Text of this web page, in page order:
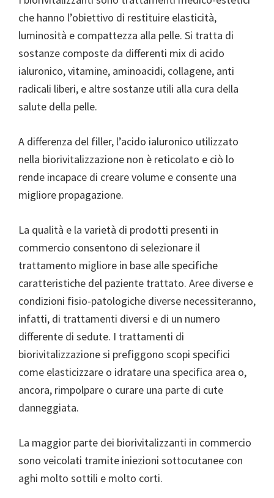
che hanno l’obiettivo di restituire elasticità,
luminosità e compattezza alla pelle. Si tratta di
sostanze composte da differenti mix di acido
ialuronico, vitamine, aminoacidi, collagene, anti
radicali liberi, e altre sostanze utili alla cura della
salute della pelle.
A differenza del filler, l’acido ialuronico utilizzato
nella biorivitalizzazione non è reticolato e ciò lo
rende incapace di creare volume e consente una
migliore propagazione.
La qualità e la varietà di prodotti presenti in
commercio consentono di selezionare il
trattamento migliore in base alle specifiche
caratteristiche del paziente trattato. Aree diverse e
condizioni fisio-patologiche diverse necessiteranno,
infatti, di trattamenti diversi e di un numero
differente di sedute. I trattamenti di
biorivitalizzazione si prefiggono scopi specifici
come elasticizzare o idratare una specifica area o,
ancora, rimpolpare o curare una parte di cute
danneggiata.
La maggior parte dei biorivitalizzanti in commercio
sono veicolati tramite iniezioni sottocutanee con
aghi molto sottili e molto corti.